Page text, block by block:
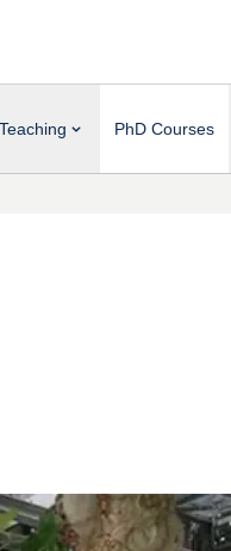
Teaching PhD Courses